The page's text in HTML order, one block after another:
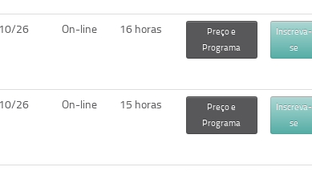
26 On-line 16 horas
Preço e
Programa
Inscreva-
se
26 On-line 15 horas
Preço e
Programa
Inscreva-
se